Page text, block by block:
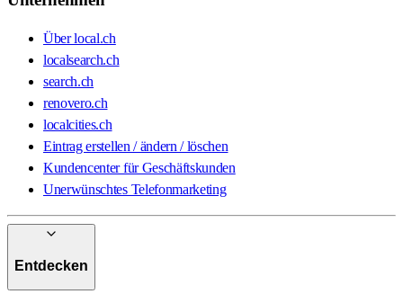
Über local.ch
localsearch.ch
search.ch
renovero.ch
localcities.ch
Eintrag erstellen / ändern / löschen
Kundencenter für Geschäftskunden
Unerwünschtes Telefonmarketing
Entdecken